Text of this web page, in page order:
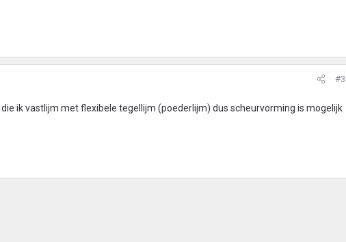
#3
ik vastlijm met flexibele tegellijm (poederlijm) dus scheurvorming is mogelijk